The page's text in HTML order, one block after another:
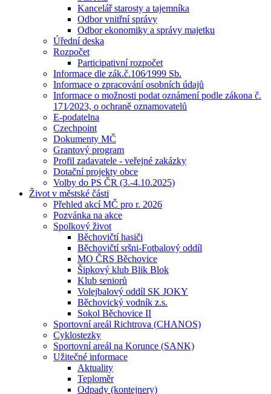
Kancelář starosty a tajemníka
Odbor vnitřní správy
Odbor ekonomiky a správy majetku
Úřední deska
Rozpočet
Participativní rozpočet
Informace dle zák.č.106⁄1999 Sb.
Informace o zpracování osobních údajů
Informace o možnosti podat oznámení podle zákona č.
171⁄2023, o ochraně oznamovatelů
E-podatelna
Czechpoint
Dokumenty MČ
Grantový program
Profil zadavatele - veřejné zakázky
Dotační projekty obce
Volby do PS ČR (3.-4.10.2025)
Život v městské části
Přehled akcí MČ pro r. 2026
Pozvánka na akce
Spolkový život
Běchovičtí hasiči
Běchovičtí sršni-Fotbalový oddíl
MO ČRS Běchovice
Šipkový klub Blik Blok
Klub seniorů
Volejbalový oddíl SK JOKY
Běchovický vodník z.s.
Sokol Běchovice II
Sportovní areál Richtrova (CHANOS)
Cyklostezky
Sportovní areál na Korunce (SANK)
Užitečné informace
Aktuality
Teploměr
Odpady (kontejnery)